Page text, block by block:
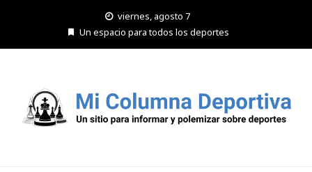
viernes, agosto 7
Un espacio para todos los deportes